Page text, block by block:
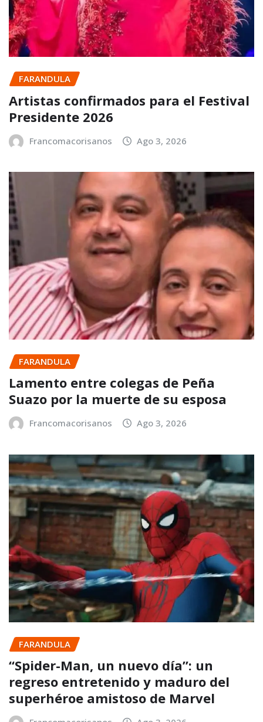
FARANDULA
Artistas confirmados para el Festival
Presidente 2026
Francomacorisanos Ago 3, 2026
FARANDULA
Lamento entre colegas de Peña
Suazo por la muerte de su esposa
Francomacorisanos Ago 3, 2026
FARANDULA
“Spider-Man, un nuevo día”: un
regreso entretenido y maduro del
superhéroe amistoso de Marvel